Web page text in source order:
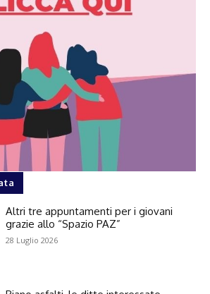
Altri tre appuntamenti per i giovani
grazie allo “Spazio PAZ”
28 Luglio 2026